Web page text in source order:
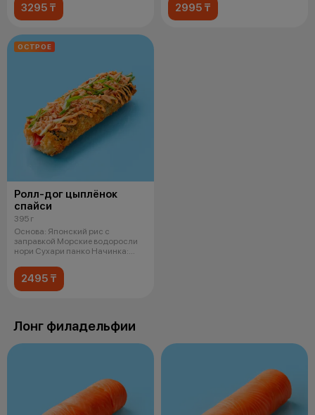
3295 ₸ 2995 ₸
ОСТРОЕ
Ролл-дог цыплёнок
спайси
395 г
Основа: Японский рис с
заправкой Морские водоросли
нори Сухари панко Начинка:
2495 ₸
Лонг филадельфии